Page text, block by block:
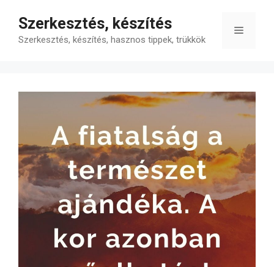
tartalomba
Szerkesztés, készítés
Szerkesztés, készítés, hasznos tippek, trükkök
Menü